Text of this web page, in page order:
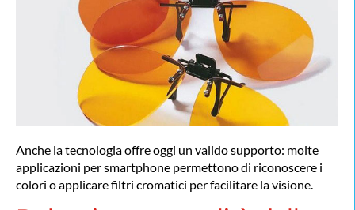
Anche la tecnologia offre oggi un valido supporto: molte
applicazioni per smartphone permettono di riconoscere i
colori o applicare filtri cromatici per facilitare la visione.